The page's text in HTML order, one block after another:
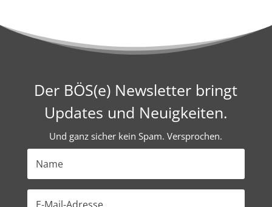
Der BÖS(e) Newsletter bringt
Updates und Neuigkeiten.
Und ganz sicher kein Spam. Versprochen.